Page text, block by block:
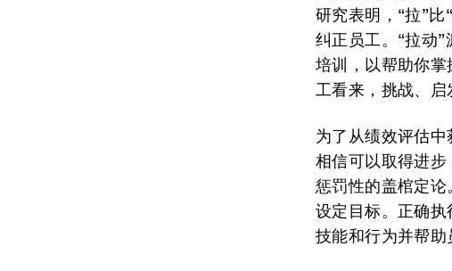
研究表明，“拉”
纠正员工。“拉动
培训，以帮助你掌
工看来，挑战、启
为了从绩效评估
相信可以取得进
惩罚性的盖棺定
设定目标。正确
技能和行为并帮助